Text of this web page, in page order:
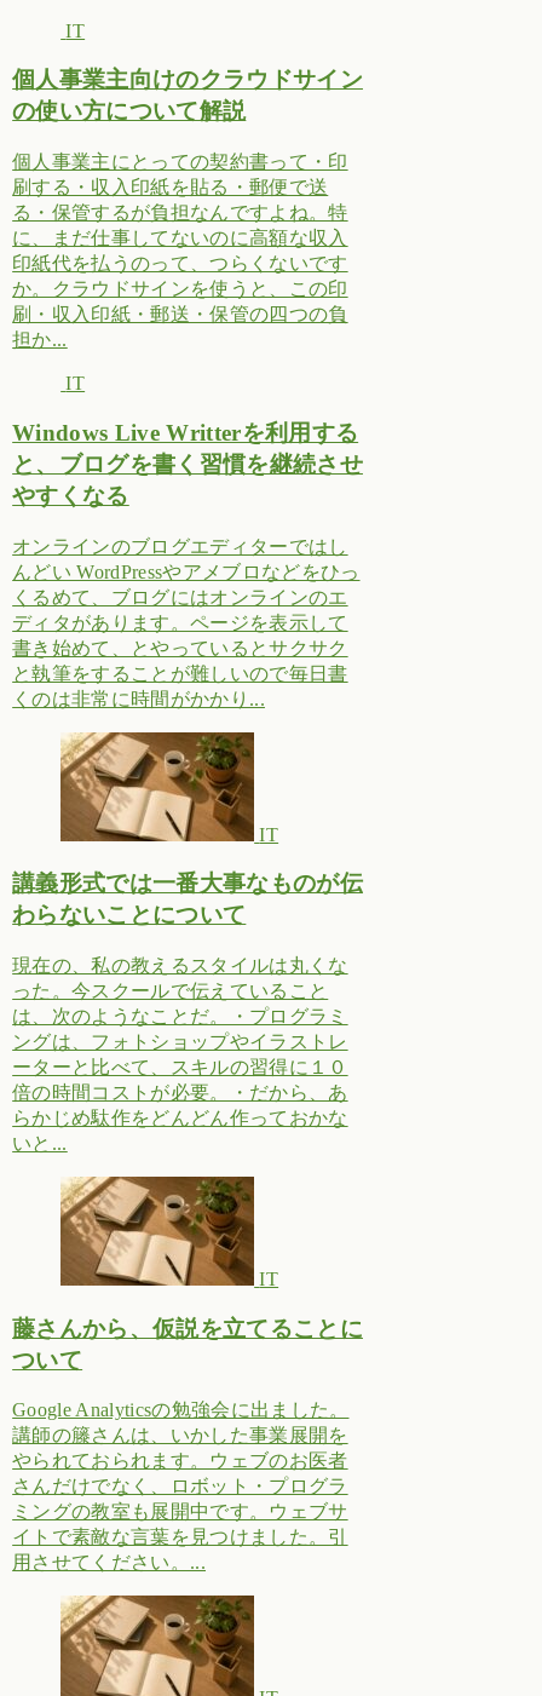
IT
個人事業主向けのクラウドサイン
の使い方について解説
個人事業主にとっての契約書って・印
刷する・収入印紙を貼る・郵便で送
る・保管するが負担なんですよね。特
に、まだ仕事してないのに高額な収入
印紙代を払うのって、つらくないです
か。クラウドサインを使うと、この印
刷・収入印紙・郵送・保管の四つの負
担か...
IT
Windows Live Writterを利用する
と、ブログを書く習慣を継続させ
やすくなる
オンラインのブログエディターではし
んどい WordPressやアメブロなどをひっ
くるめて、ブログにはオンラインのエ
ディタがあります。ページを表示して
書き始めて、とやっているとサクサク
と執筆をすることが難しいので毎日書
くのは非常に時間がかかり...
IT
講義形式では一番大事なものが伝
わらないことについて
現在の、私の教えるスタイルは丸くな
った。今スクールで伝えていること
は、次のようなことだ。・プログラミ
ングは、フォトショップやイラストレ
ーターと比べて、スキルの習得に１０
倍の時間コストが必要。・だから、あ
らかじめ駄作をどんどん作っておかな
いと...
IT
藤さんから、仮説を立てることに
ついて
Google Analyticsの勉強会に出ました。
講師の籐さんは、いかした事業展開を
やられておられます。ウェブのお医者
さんだけでなく、ロボット・プログラ
ミングの教室も展開中です。ウェブサ
イトで素敵な言葉を見つけました。引
用させてください。...